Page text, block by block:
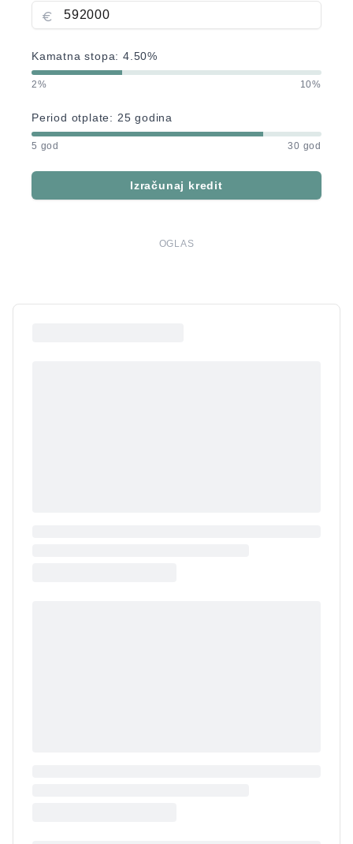
Kamatna stopa:4.50%
2% 10%
Period otplate: 25 godina
5 god 30 god
Izračunaj kredit
OGLAS